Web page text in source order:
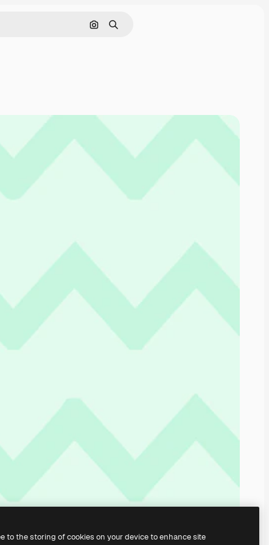
Cerca per immagine
Ricerca
to the storing of cookies on your device to enhance site